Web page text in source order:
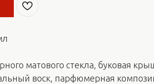
матового стекла, буковая
воск, парфюмерная